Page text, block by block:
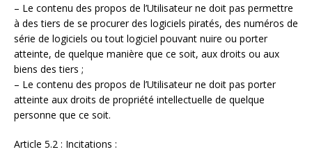
– Le contenu des propos de l’Utilisateur ne doit pas permettre
à des tiers de se procurer des logiciels piratés, des numéros de
série de logiciels ou tout logiciel pouvant nuire ou porter
atteinte, de quelque manière que ce soit, aux droits ou aux
biens des tiers ;
– Le contenu des propos de l’Utilisateur ne doit pas porter
atteinte aux droits de propriété intellectuelle de quelque
personne que ce soit.
Article 5.2 : Incitations :